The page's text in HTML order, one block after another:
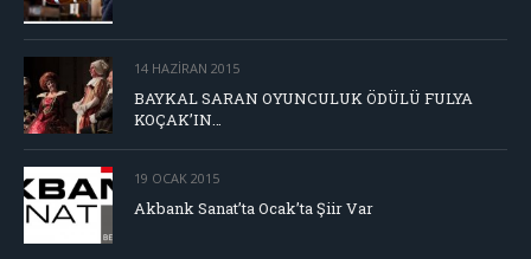
14 HAZIRAN 2015
BAYKAL SARAN OYUNCULUK ÖDÜLÜ FULYA
KOÇAK’IN…
19 OCAK 2015
Akbank Sanat’ta Ocak’ta Şiir Var